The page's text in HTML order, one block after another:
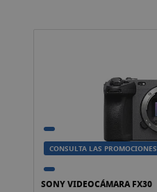
CONSULTA LAS PROMOCIONES
SONY VIDEOCÁMARA FX30